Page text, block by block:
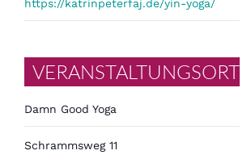
https://katrinpeterfaj.de/yin-yoga/
VERANSTALTUNGSORT
Damn Good Yoga
Schrammsweg 11